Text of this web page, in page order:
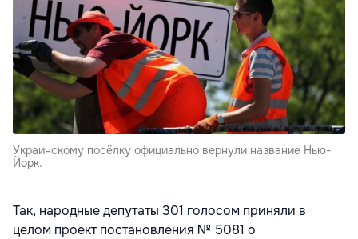
Украинскому посёлку официально вернули название Нью-
Йорк.
Так, народные депутаты 301 голосом приняли в
целом проект постановления № 5081 о